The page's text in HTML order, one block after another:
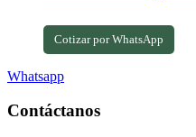
Cotizar por WhatsApp
Whatsapp
Contáctanos